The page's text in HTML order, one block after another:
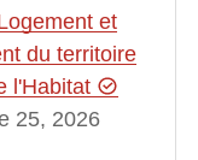
et
du territoire
l'Habitat
25, 2026